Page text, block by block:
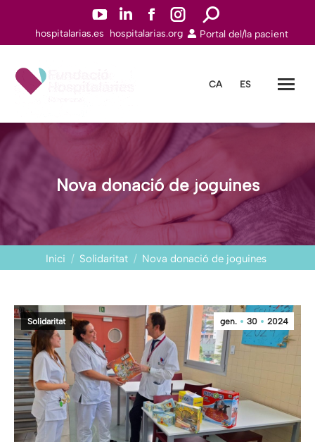
YouTube
page
window
Linkedin
page
window
Facebook
page
window
Instagram
page
window
Search:
hospitalarias.es hospitalarias.org Portal del/la pacient
CA ES
Nova donació de joguines
You are here:
Inici Solidaritat Nova donació de joguines
gen. 30 2024
Solidaritat